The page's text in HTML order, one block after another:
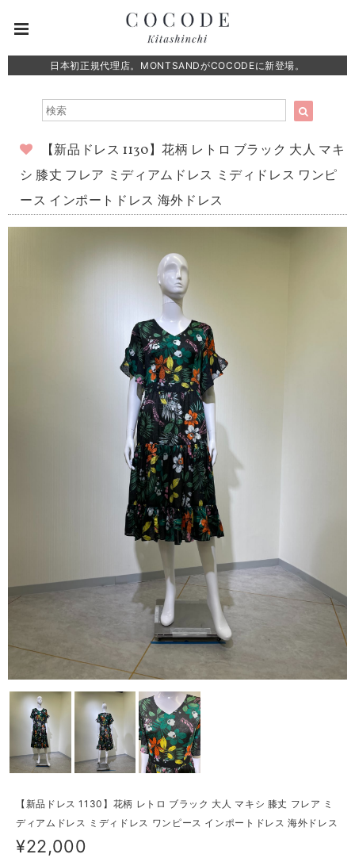
日本初正規代理店。MONTSANDがCOCODEに新登場。
【新品ドレス 1130】花柄 レトロ ブラック 大人 マキ
シ 膝丈 フレア ミディアムドレス ミディドレス ワンピ
ース インポートドレス 海外ドレス
【新品ドレス 1130】花柄 レトロ ブラック 大人 マキシ 膝丈 フレア ミ
ディアムドレス ミディドレス ワンピース インポートドレス 海外ドレス
¥22,000